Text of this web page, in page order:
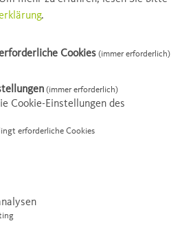
zahlt sich aus, wenn es
nützlichen Hinweise
Denn es gibt
Fördermitteln, als
zinsgünstige Darlehen.
.
Cookies(immer erforderlich)
(immer erforderlich)
Cookie-Einstellungen des
erforderliche Cookies